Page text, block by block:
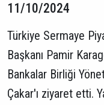
11/10/2024
Türkiye Sermaye
Başkanı Pamir
Bankalar Birliği
Çakar'ı ziyaret etti.